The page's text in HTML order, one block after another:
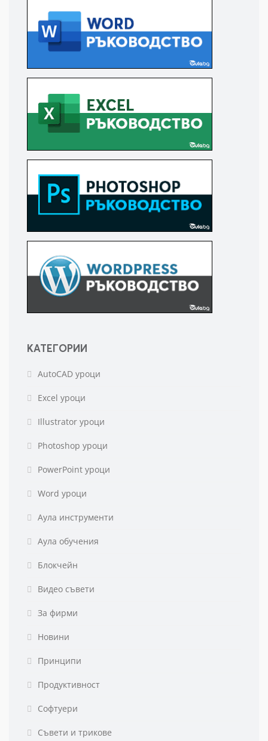
КАТЕГОРИИ
AutoCAD уроци
Excel уроци
Illustrator уроци
Photoshop уроци
PowerPoint уроци
Word уроци
Аула инструменти
Аула обучения
Блокчейн
Видео съвети
За фирми
Новини
Принципи
Продуктивност
Софтуери
Съвети и трикове